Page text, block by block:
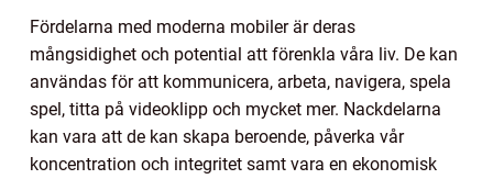
Fördelarna med moderna mobiler är deras
mångsidighet och potential att förenkla våra liv. De kan
användas för att kommunicera, arbeta, navigera, spela
spel, titta på videoklipp och mycket mer. Nackdelarna
kan vara att de kan skapa beroende, påverka vår
koncentration och integritet samt vara en ekonomisk